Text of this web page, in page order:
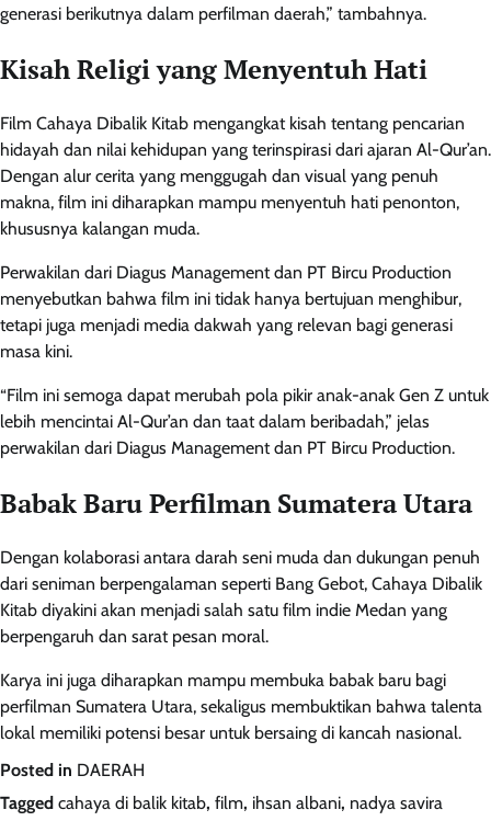
generasi berikutnya dalam perfilman daerah,” tambahnya.
Kisah Religi yang Menyentuh Hati
Film Cahaya Dibalik Kitab mengangkat kisah tentang pencarian
hidayah dan nilai kehidupan yang terinspirasi dari ajaran Al-Qur’an.
Dengan alur cerita yang menggugah dan visual yang penuh
makna, film ini diharapkan mampu menyentuh hati penonton,
khususnya kalangan muda.
Perwakilan dari Diagus Management dan PT Bircu Production
menyebutkan bahwa film ini tidak hanya bertujuan menghibur,
tetapi juga menjadi media dakwah yang relevan bagi generasi
masa kini.
“Film ini semoga dapat merubah pola pikir anak-anak Gen Z untuk
lebih mencintai Al-Qur’an dan taat dalam beribadah,” jelas
perwakilan dari Diagus Management dan PT Bircu Production.
Babak Baru Perfilman Sumatera Utara
Dengan kolaborasi antara darah seni muda dan dukungan penuh
dari seniman berpengalaman seperti Bang Gebot, Cahaya Dibalik
Kitab diyakini akan menjadi salah satu film indie Medan yang
berpengaruh dan sarat pesan moral.
Karya ini juga diharapkan mampu membuka babak baru bagi
perfilman Sumatera Utara, sekaligus membuktikan bahwa talenta
lokal memiliki potensi besar untuk bersaing di kancah nasional.
Posted in DAERAH
Tagged cahaya di balik kitab, film, ihsan albani, nadya savira